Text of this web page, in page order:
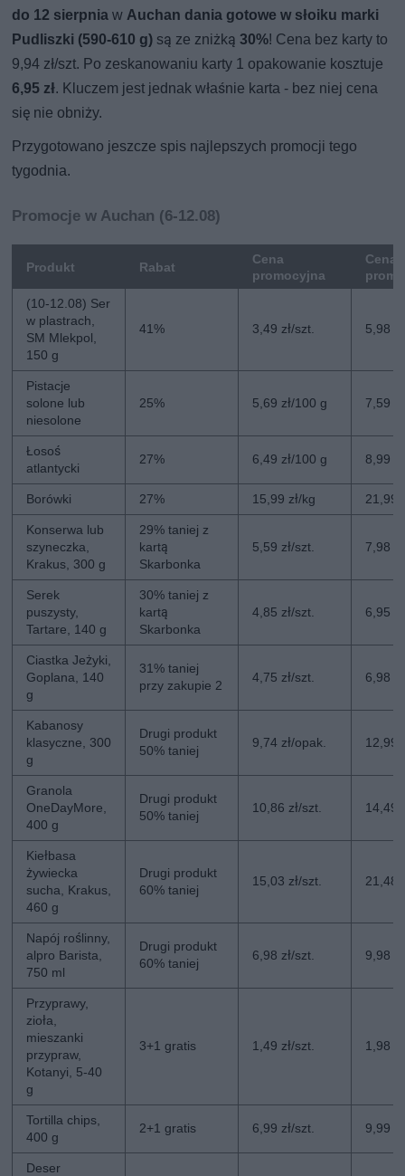
do 12 sierpnia w Auchan dania gotowe w słoiku marki
Pudliszki (590-610 g) są ze zniżką30%! Cena bez karty to
9,94 zł/szt. Po zeskanowaniu karty 1 opakowanie kosztuje
6,95 zł. Kluczem jest jednak właśnie karta - bez niej cena
się nie obniży.
Przygotowano jeszcze spis najlepszych promocji tego
tygodnia.
Promocje w Auchan (6-12.08)
Produkt Rabat
Cena
promocyjna
Cena
(10-12.08) Ser
w plastrach,
SM Mlekpol,
150 g
41% 3,49 zł/szt. 5,98
Pistacje
solone lub
niesolone
25% 5,69 zł/100 g 7,59
Łosoś
atlantycki
27% 6,49 zł/100 g 8,99
Borówki 27% 15,99 zł/kg 21,99
Konserwa lub
szyneczka,
Krakus, 300 g
29% taniej z
kartą
Skarbonka
5,59 zł/szt. 7,98
Serek
puszysty,
Tartare, 140 g
30% taniej z
kartą
Skarbonka
4,85 zł/szt. 6,95
Ciastka Jeżyki,
Goplana, 140
g
31% taniej
przy zakupie 2
4,75 zł/szt. 6,98
Kabanosy
klasyczne, 300
g
Drugi produkt
50% taniej
9,74 zł/opak. 12,99
Granola
OneDayMore,
400 g
Drugi produkt
50% taniej
10,86 zł/szt. 14,49
Kiełbasa
żywiecka
sucha, Krakus,
460 g
Drugi produkt
60% taniej
15,03 zł/szt. 21,48
Napój roślinny,
alpro Barista,
750 ml
Drugi produkt
60% taniej
6,98 zł/szt. 9,98
Przyprawy,
zioła,
mieszanki
przypraw,
Kotanyi, 5-40
g
3+1 gratis 1,49 zł/szt. 1,98
Tortilla chips,
400 g
2+1 gratis 6,99 zł/szt. 9,99
Deser